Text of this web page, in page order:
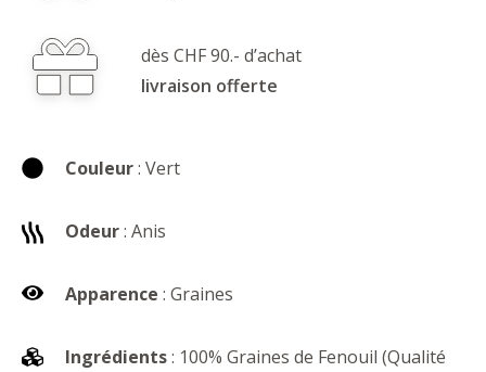
dès CHF 90.- d’achat
livraison offerte
Couleur: Vert
Odeur: Anis
Apparence : Graines
Ingrédients: 100% Graines de Fenouil (Qualité